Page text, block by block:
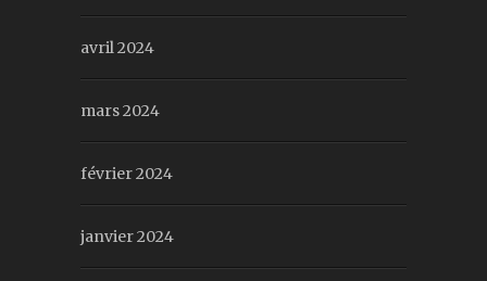
avril 2024
mars 2024
février 2024
janvier 2024